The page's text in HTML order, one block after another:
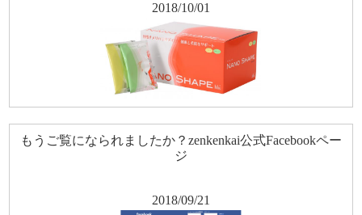
2018/10/01
もうご覧になられましたか？zenkenkai公式Facebookペー
ジ
2018/09/21